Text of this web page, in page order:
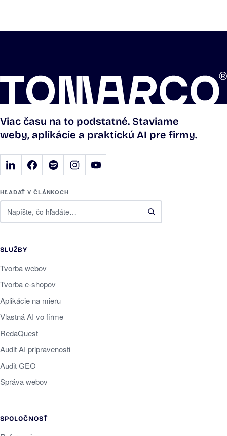
Viac času na to podstatné. Staviame
weby, aplikácie a praktickú AI pre firmy.
HĽADAŤ V ČLÁNKOCH
SLUŽBY
Tvorba webov
Tvorba e-shopov
Aplikácie na mieru
Vlastná AI vo firme
RedaQuest
Audit AI pripravenosti
Audit GEO
Správa webov
SPOLOČNOSŤ